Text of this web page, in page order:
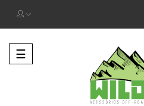
Alternar
la
☰